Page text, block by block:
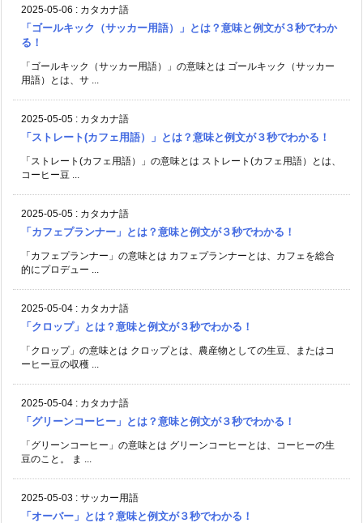
2025-05-06 : カタカナ語
「ゴールキック（サッカー用語）」とは？意味と例文が３秒でわか
る！
「ゴールキック（サッカー用語）」の意味とは ゴールキック（サッカー
用語）とは、サ ...
2025-05-05 : カタカナ語
「ストレート(カフェ用語）」とは？意味と例文が３秒でわかる！
「ストレート(カフェ用語）」の意味とは ストレート(カフェ用語）とは、
コーヒー豆 ...
2025-05-05 : カタカナ語
「カフェプランナー」とは？意味と例文が３秒でわかる！
「カフェプランナー」の意味とは カフェプランナーとは、カフェを総合
的にプロデュー ...
2025-05-04 : カタカナ語
「クロップ」とは？意味と例文が３秒でわかる！
「クロップ」の意味とは クロップとは、農産物としての生豆、またはコ
ーヒー豆の収穫 ...
2025-05-04 : カタカナ語
「グリーンコーヒー」とは？意味と例文が３秒でわかる！
「グリーンコーヒー」の意味とは グリーンコーヒーとは、コーヒーの生
豆のこと。 ま ...
2025-05-03 : サッカー用語
「オーバー」とは？意味と例文が３秒でわかる！